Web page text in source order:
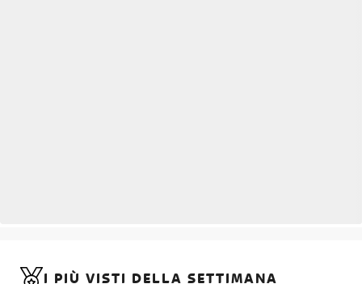
I PIÙ VISTI DELLA SETTIMANA